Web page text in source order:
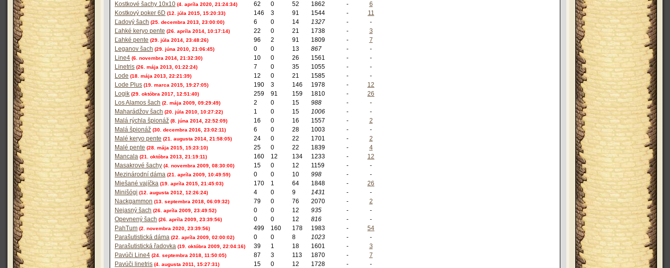
Kostkové šachy 10x10 (4. apríla 2020, 21:24:34) 62 0 52 1862 -
6
Kostkový poker 6D (12. júla 2015, 15:20:33) 146 3 91 1544 -
11
Ľadový šach (25. decembra 2013, 23:00:00) 6 0 14 1327 -
-
Ľahké keryo pente (26. apríla 2014, 10:17:14) 22 0 21 1738 -
3
Ľahké pente (29. júla 2014, 23:48:26) 96 2 91 1809 -
7
Leganov šach (29. júna 2010, 21:06:45) 0 0 13 867 -
-
Line4 (6. novembra 2014, 21:32:30) 10 0 26 1561 -
-
Linetris (26. mája 2013, 01:22:24) 7 0 35 1055 -
-
Lode (18. mája 2013, 22:21:39) 12 0 21 1585 -
-
Lode Plus (19. marca 2015, 19:27:05) 190 3 146 1978 -
12
Logik (29. októbra 2017, 12:51:40) 259 91 159 1810 -
26
Los Alamos šach (2. mája 2009, 09:29:49) 2 0 15 988 -
-
Maharádžov šach (20. júla 2010, 10:27:22) 1 0 15 1006 -
-
Malá rýchla špionáž (8. júna 2014, 22:52:09) 16 0 16 1557 -
2
Malá špionáž (30. decembra 2016, 23:02:11) 6 0 28 1003 -
-
Malé keryo pente (21. augusta 2014, 21:58:05) 24 0 22 1701 -
2
Malé pente (28. mája 2015, 15:23:10) 25 0 22 1839 -
4
Mancala (21. októbra 2013, 21:19:11) 160 12 134 1233 -
12
Masakrové šachy (4. novembra 2009, 08:30:00) 15 0 12 1159 -
-
Mezinárodní dáma (21. apríla 2009, 10:49:59) 0 0 10 998 -
-
Miešané vajíčka (19. apríla 2015, 21:45:03) 170 1 64 1848 -
26
Minišógi (12. augusta 2012, 12:26:24) 4 0 9 1431 -
-
Nackgammon (13. septembra 2018, 06:09:32) 79 0 76 2070 -
2
Nejasný šach (26. apríla 2009, 23:49:52) 0 0 12 935 -
-
Opevnený šach (26. apríla 2009, 23:39:56) 0 0 12 816 -
-
PahTum (2. novembra 2020, 23:39:56) 499 160 178 1983 -
54
Parašutistická dáma (22. apríla 2009, 02:00:02) 0 0 8 1023 -
-
Parašutistická řadovka (19. októbra 2009, 22:04:16) 39 1 18 1601 -
3
Pavúči Line4 (24. septembra 2018, 11:50:05) 87 3 113 1870 -
7
Pavúči linetris (4. augusta 2011, 15:27:31) 15 0 12 1728 -
-